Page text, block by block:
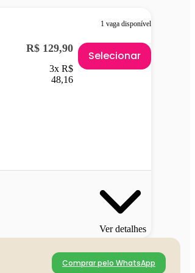
1 vaga disponível
R$ 129,90
3x R$
48,16
Selecionar
Ver detalhes
Comprar pelo WhatsApp